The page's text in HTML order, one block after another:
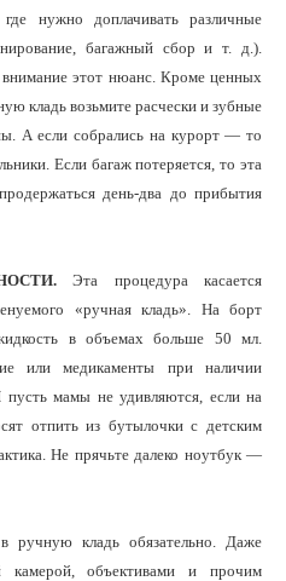
где нужно доплачивать различные
багажный сбор и т. д.).
этот нюанс. Кроме ценных
кладь возьмите расчески и зубные
А если собрались на курорт — то
Если багаж потеряется, то эта
день-два до прибытия
Эта процедура касается
«ручная кладь». На борт
в объемах больше 50 мл.
или медикаменты при наличии
мамы не удивляются, если на
отпить из бутылочки с детским
Не прячьте далеко ноутбук —
ручную кладь обязательно. Даже
камерой, объективами и прочим